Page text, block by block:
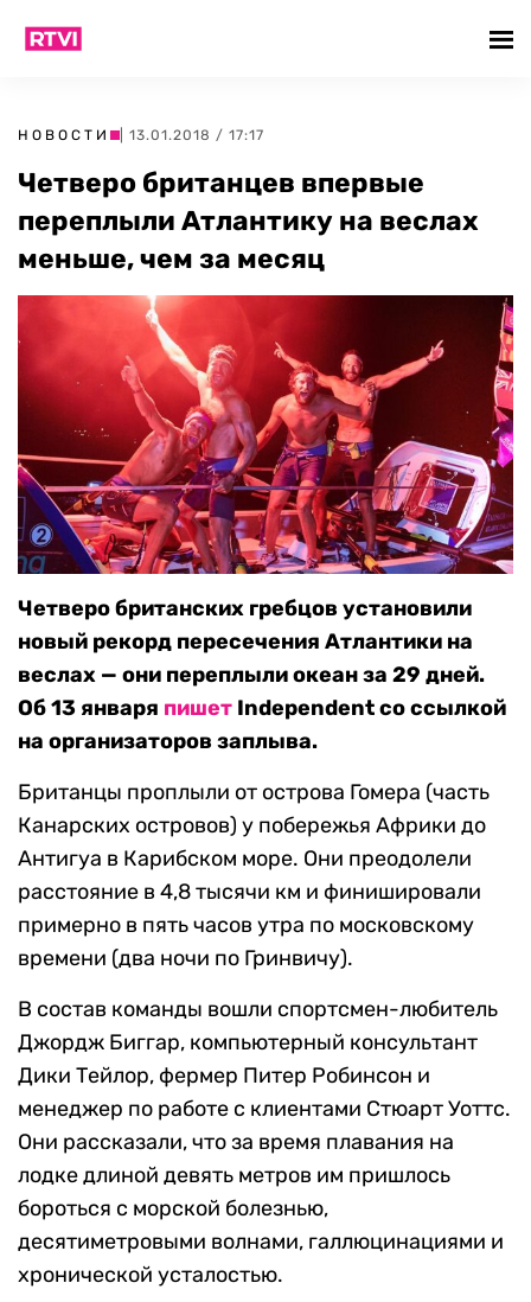
НОВОСТИ | 13.01.2018 / 17:17
Четверо британцев впервые
переплыли Атлантику на веслах
меньше, чем за месяц
Четверо британских гребцов установили
новый рекорд пересечения Атлантики на
веслах — они переплыли океан за 29 дней.
Об 13 января пишет Independent со ссылкой
на организаторов заплыва.
Британцы проплыли от острова Гомера (часть
Канарских островов) у побережья Африки до
Антигуа в Карибском море. Они преодолели
расстояние в 4,8 тысячи км и финишировали
примерно в пять часов утра по московскому
времени (два ночи по Гринвичу).
В состав команды вошли спортсмен-любитель
Джордж Биггар, компьютерный консультант
Дики Тейлор, фермер Питер Робинсон и
менеджер по работе с клиентами Стюарт Уоттс.
Они рассказали, что за время плавания на
лодке длиной девять метров им пришлось
бороться с морской болезнью,
десятиметровыми волнами, галлюцинациями и
хронической усталостью.